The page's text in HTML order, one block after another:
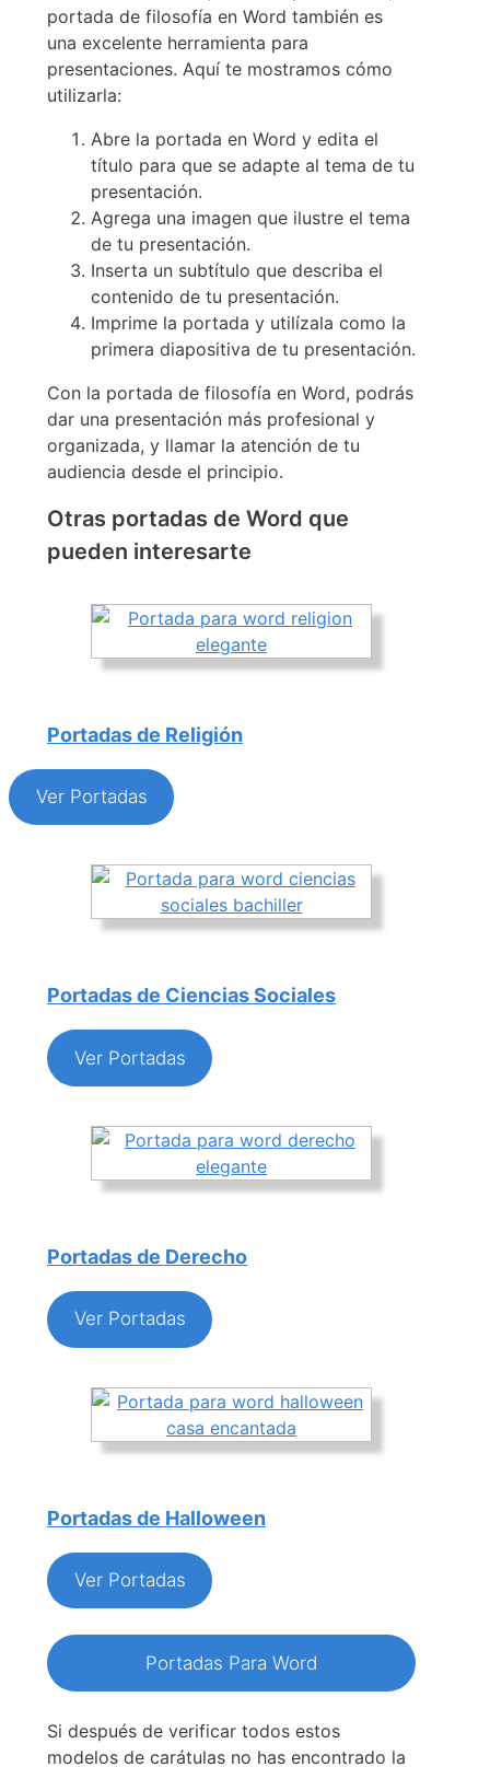
portada de filosofía en Word también es
una excelente herramienta para
presentaciones. Aquí te mostramos cómo
utilizarla:
Abre la portada en Word y edita el
título para que se adapte al tema de tu
presentación.
Agrega una imagen que ilustre el tema
de tu presentación.
Inserta un subtítulo que describa el
contenido de tu presentación.
Imprime la portada y utilízala como la
primera diapositiva de tu presentación.
Con la portada de filosofía en Word, podrás
dar una presentación más profesional y
organizada, y llamar la atención de tu
audiencia desde el principio.
Otras portadas de Word que
pueden interesarte
Portadas de Religión
Ver Portadas
Portadas de Ciencias Sociales
Ver Portadas
Portadas de Derecho
Ver Portadas
Portadas de Halloween
Ver Portadas
Portadas Para Word
Si después de verificar todos estos
modelos de carátulas no has encontrado la